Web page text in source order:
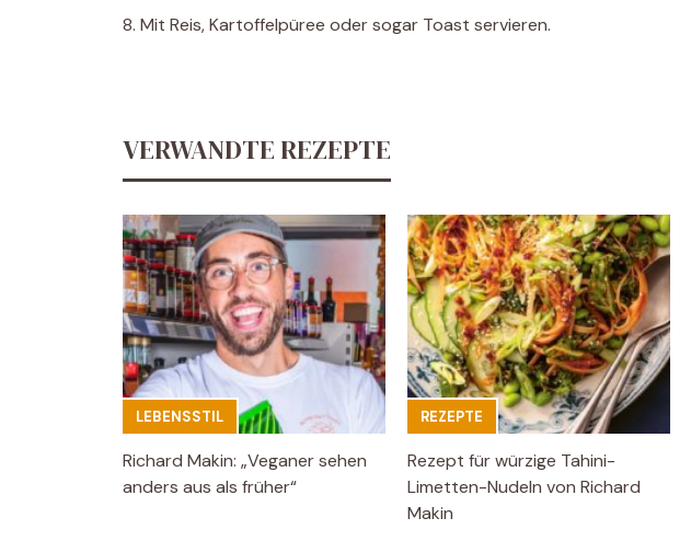
8. Mit Reis, Kartoffelpüree oder sogar Toast servieren.
VERWANDTE REZEPTE
LEBENSSTIL
Richard Makin: „Veganer sehen
anders aus als früher“
REZEPTE
Rezept für würzige Tahini-
Limetten-Nudeln von Richard
Makin